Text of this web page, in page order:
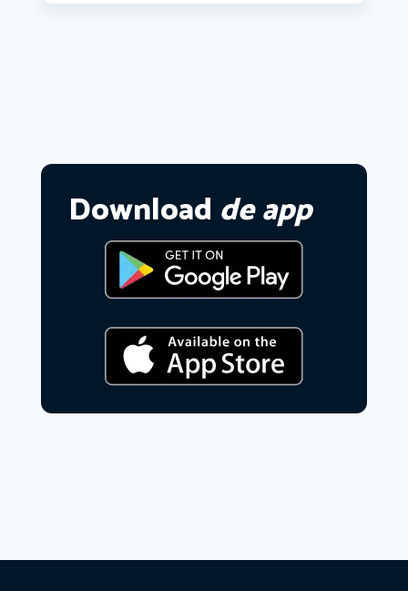
Download de app